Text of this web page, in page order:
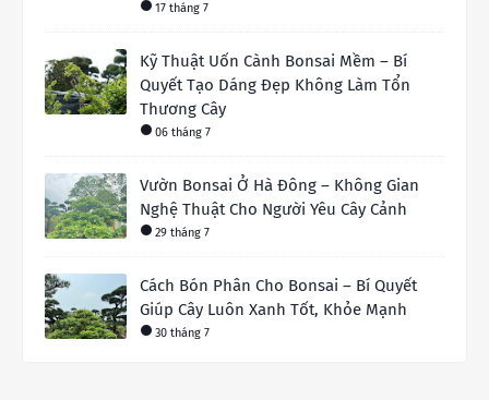
17 tháng 7
Kỹ Thuật Uốn Cành Bonsai Mềm – Bí
Quyết Tạo Dáng Đẹp Không Làm Tổn
Thương Cây
06 tháng 7
Vườn Bonsai Ở Hà Đông – Không Gian
Nghệ Thuật Cho Người Yêu Cây Cảnh
29 tháng 7
Cách Bón Phân Cho Bonsai – Bí Quyết
Giúp Cây Luôn Xanh Tốt, Khỏe Mạnh
30 tháng 7